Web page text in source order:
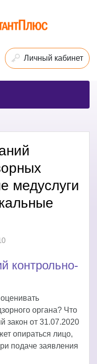
Личный кабинет
медуслуги
контрольно-
органа? Что
закон от 31.07.2020
опираться лицо,
подаче заявления